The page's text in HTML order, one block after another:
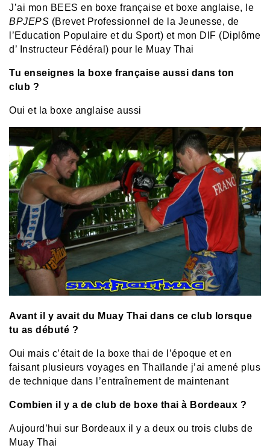
J’ai mon BEES en boxe française et boxe anglaise, le
BPJEPS (Brevet Professionnel de la Jeunesse, de
l’Education Populaire et du Sport) et mon DIF (Diplôme
d’ Instructeur Fédéral) pour le Muay Thai
Tu enseignes la boxe française aussi dans ton
club ?
Oui et la boxe anglaise aussi
Avant il y avait du Muay Thai dans ce club lorsque
tu as débuté ?
Oui mais c’était de la boxe thai de l’époque et en
faisant plusieurs voyages en Thaïlande j’ai amené plus
de technique dans l’entraînement de maintenant
Combien il y a de club de boxe thai à Bordeaux ?
Aujourd’hui sur Bordeaux il y a deux ou trois clubs de
Muay Thai